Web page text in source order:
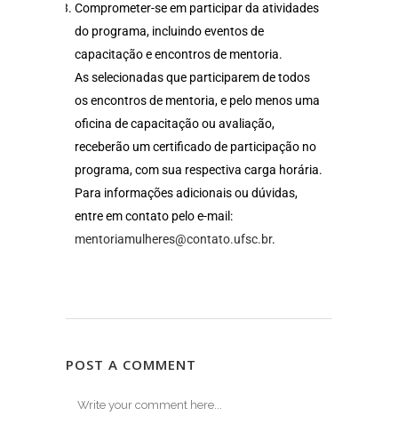
Comprometer-se em participar da atividades
do programa, incluindo eventos de
capacitação e encontros de mentoria.
As selecionadas que participarem de todos
os encontros de mentoria, e pelo menos uma
oficina de capacitação ou avaliação,
receberão um certificado de participação no
programa, com sua respectiva carga horária.
Para informações adicionais ou dúvidas,
entre em contato pelo e-mail:
mentoriamulheres@contato.ufsc.br.
POST A COMMENT